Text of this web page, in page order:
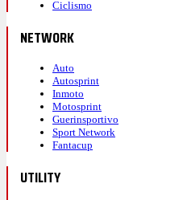
Ciclismo
NETWORK
Auto
Autosprint
Inmoto
Motosprint
Guerinsportivo
Sport Network
Fantacup
UTILITY